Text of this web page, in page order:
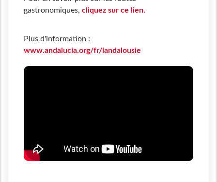
gastronomiques, cliquez sur ce lien.
Plus d'information :
www.andalucia.org/fr/landalousie